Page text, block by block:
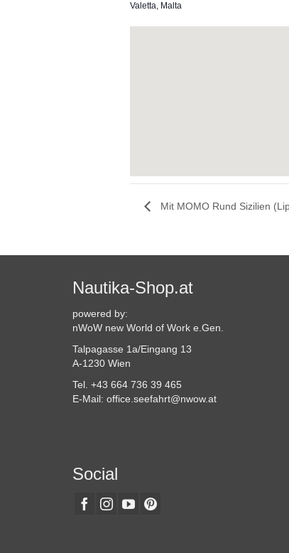
Valetta, Malta
Mit MOMO Rund Sizilien
Nautika-Shop.at
powered by:
nWoW new World of Work e.Gen.
Talpagasse 1a/Eingang 13
A-1230 Wien
Tel. +43 664 736 39 465
E-Mail: office.seefahrt@nwow.at
Social